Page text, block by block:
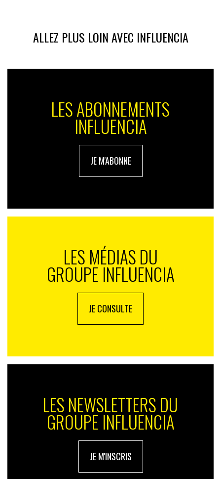
ALLEZ PLUS LOIN AVEC INFLUENCIA
LES ABONNEMENTS
INFLUENCIA
JE M'ABONNE
LES MÉDIAS DU
GROUPE INFLUENCIA
JE CONSULTE
LES NEWSLETTERS DU
GROUPE INFLUENCIA
JE M'INSCRIS